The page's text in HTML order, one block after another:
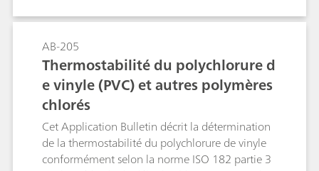
d'hydroxyle et de la teneur en isocyanates joue
un rôle prépondérant dans l'analyse des
matières premières des plastiques.L'indice
d'acide de la matière première polyol est
généralement utilisé pour le contrôle de sa
qualité pour assurer l'uniformité entre les lots
fabriqués. Il est en outre utilisé comme facteur
de correction pour le calcul de l'indice
d'hydroxyle réel. Cet Application Bulletin
AB-205
Thermostabilité du polychlorure d
e vinyle (PVC) et autres polymères
chlorés
Cet Application Bulletin décrit la détermination
de la thermostabilité du polychlorure de vinyle
conformément selon la norme ISO 182 partie 3